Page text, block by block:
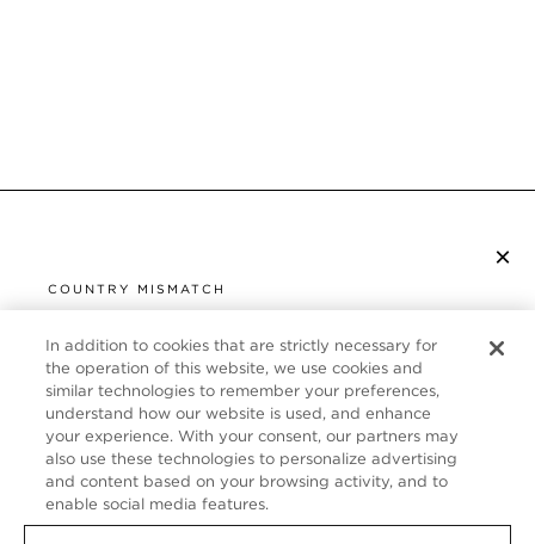
×
COUNTRY MISMATCH
UNITED STATES
It looks like you are visiting us from United States,
but you are currently browsing our France store.
Would you like to be redirected to your local site?
SHOP IN UNITED STATES
SERVICE CLIENT
À PROPOS
FOLLOW US
In addition to cookies that are strictly necessary for
the operation of this website, we use cookies and
similar technologies to remember your preferences,
understand how our website is used, and enhance
your experience. With your consent, our partners may
also use these technologies to personalize advertising
and content based on your browsing activity, and to
enable social media features.